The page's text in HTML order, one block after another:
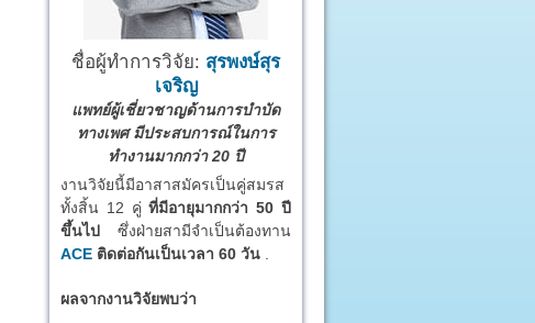
ชื่อผู้ทำการวิจัย: สุรพงษ์สุร
เจริญ
แพทย์ผู้เชี่ยวชาญด้านการบำบัด
ทางเพศ มีประสบการณ์ในการ
ทำงานมากกว่า 20 ปี
งานวิจัยนี้มีอาสาสมัครเป็นคู่สมรส
ทั้งสิ้น 12 คู่ที่มีอายุมากกว่า 50 ปี
ขึ้นไป ซึ่งฝ่ายสามีจำเป็นต้องทาน
ACE ติดต่อกันเป็นเวลา 60 วัน
ผลจากงานวิจัยพบว่า